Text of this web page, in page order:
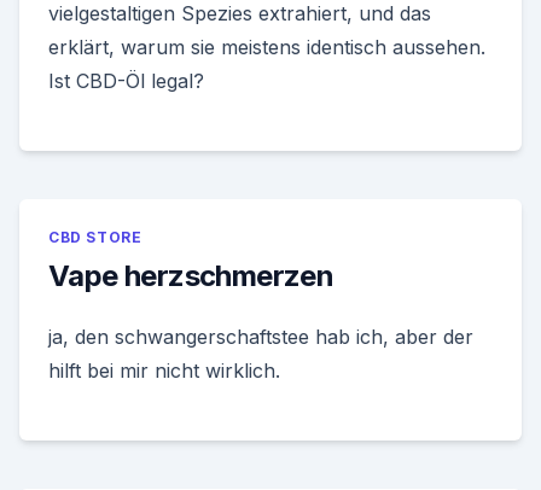
vielgestaltigen Spezies extrahiert, und das
erklärt, warum sie meistens identisch aussehen.
Ist CBD-Öl legal?
CBD STORE
Vape herzschmerzen
ja, den schwangerschaftstee hab ich, aber der
hilft bei mir nicht wirklich.